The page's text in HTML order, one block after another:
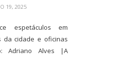
19, 2025
espetáculos em
da cidade e oficinas
Adriano Alves |A